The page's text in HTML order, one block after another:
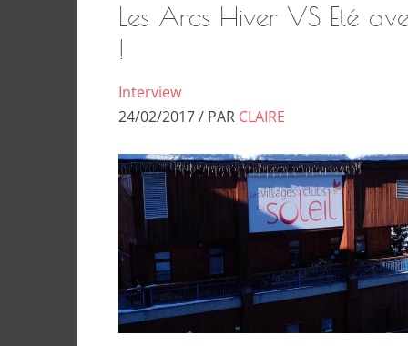
Les Arcs Hiver VS Eté
!
Interview
24/02/2017 / PAR CLAIRE